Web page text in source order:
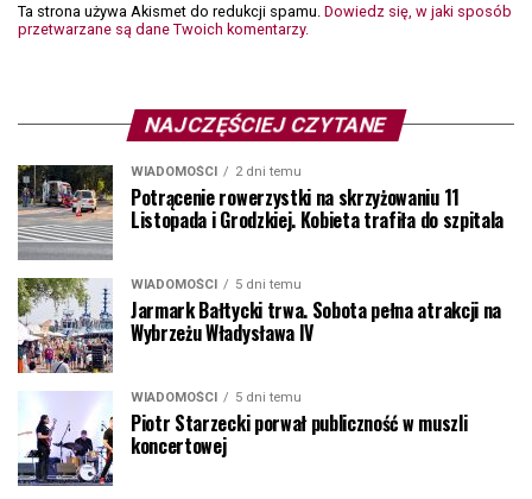
Ta strona używa Akismet do redukcji spamu. Dowiedz się, w jaki sposób
przetwarzane są dane Twoich komentarzy.
NAJCZĘŚCIEJ CZYTANE
WIADOMOŚCI 2 dni temu
Potrącenie rowerzystki na skrzyżowaniu 11
Listopada i Grodzkiej. Kobieta trafiła do szpitala
WIADOMOŚCI 5 dni temu
Jarmark Bałtycki trwa. Sobota pełna atrakcji na
Wybrzeżu Władysława IV
WIADOMOŚCI 5 dni temu
Piotr Starzecki porwał publiczność w muszli
koncertowej